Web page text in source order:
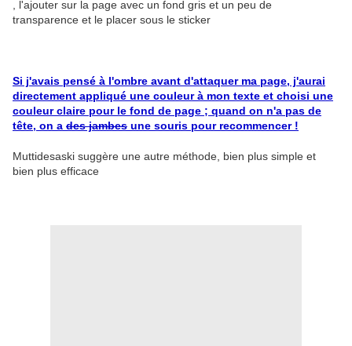
, l'ajouter sur la page avec un fond gris et un peu de
transparence et le placer sous le sticker
Si j'avais pensé à l'ombre avant d'attaquer ma page, j'aurai
directement appliqué une couleur à mon texte et choisi une
couleur claire pour le fond de page ; quand on n'a pas de
tête, on a des jambes une souris pour recommencer !
Muttidesaski suggère une autre méthode, bien plus simple et
bien plus efficace